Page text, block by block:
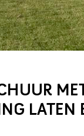
LATEN